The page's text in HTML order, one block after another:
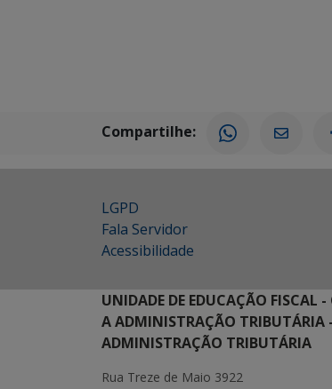
Compartilhe:
LGPD
Fala Servidor
Acessibilidade
UNIDADE DE EDUCAÇÃO FISCAL
A ADMINISTRAÇÃO TRIBUTÁRIA
ADMINISTRAÇÃO TRIBUTÁRIA
Rua Treze de Maio 3922